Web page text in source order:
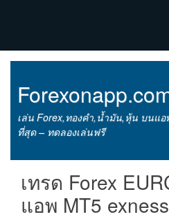
เล่น Forex,ทองคำ,น้ำมัน,หุ้น บนแ
ที่สุด – ทดลองเล่นฟรี
เทรด Forex
แอพ MT5 exness